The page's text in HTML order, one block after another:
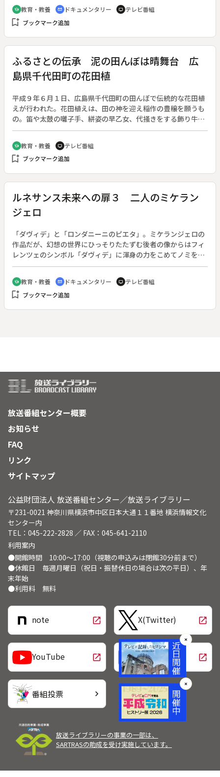
で、彫刻が生前の美貌をしのばせる。彼女は、南のドイツ側か
らの攻撃に、ノルウェー、スウェーデンと三国連合を結成して
対抗した救国の英雄で、即位はしなかったのに女王と語り継が
school 教育・教養 cinematic_blur ドキュメンタリー tv テレビ番組
bookmark_add ブックマーク追加
ふるさとの伝承 泥の田んぼは晴舞台 広
島県千代田町の花田植
平成９年６月１日、広島県千代田町の田んぼで伝統的な花田植
えが行われた。花田植えは、田の神を迎え稲作の豊穣を願うも
の。笛や太鼓の囃子手、絣姿の早乙女、代掻きをする飾り牛な
どが壬生田楽団によって華やかに再現された。厳しい労働をイ
ベント化し、人の和で堪えた先人の知恵を体験する作業であっ
た。◆花田植え行事
school 教育・教養 tv テレビ番組
bookmark_add ブックマーク追加
ルネサンス未来への扉３ 二人のミケラン
ジェロ
「ダヴィデ」と「ロンダニーニのピエタ」。ミケランジェロの
作品だが、幻想の世界にひっそりたたずむ後者の像からはフィ
レンツェのシンボル「ダヴィデ」に渾身の力をこめてノミを振
るう姿は想像できない。意志の強さと巨大なスケール。一方、
繊細な心と優しい神への思いにあふれたもう一人の姿。偉大な
芸術家の道を歩みながら、二つの側面を共有したミケランジェ
ロの足跡をたどって、松坂慶子がイタリア各地を訪ねる。修復
school 教育・教養 cinematic_blur ドキュメンタリー tv テレビ番組
bookmark_add ブックマーク追加
放送番組センター概要
お知らせ
FAQ
リンク
サイトマップ
公益財団法人 放送番組センター／放送ライブラリー
〒231-0021 神奈川県横浜市中区日本大通１１番地 横浜情報文化
センター内
TEL：045-222-2828 ／ FAX：045-641-2110
利用案内
●開館時間 10:00～17:00（視聴の申込みは閉館30分前まで）
●休館日 毎週月曜日（祝日・振替休日の場合は次の平日）、年
末年始
●利用料 無料
note open_in_new X(Twitter) open_in_new
YouTube open_in_new LINE open_in_new
番組投票 chevron_right
放送ライブラリーの事業の一部は、
SARTRASの助成を受け実施しています。
✕
✕